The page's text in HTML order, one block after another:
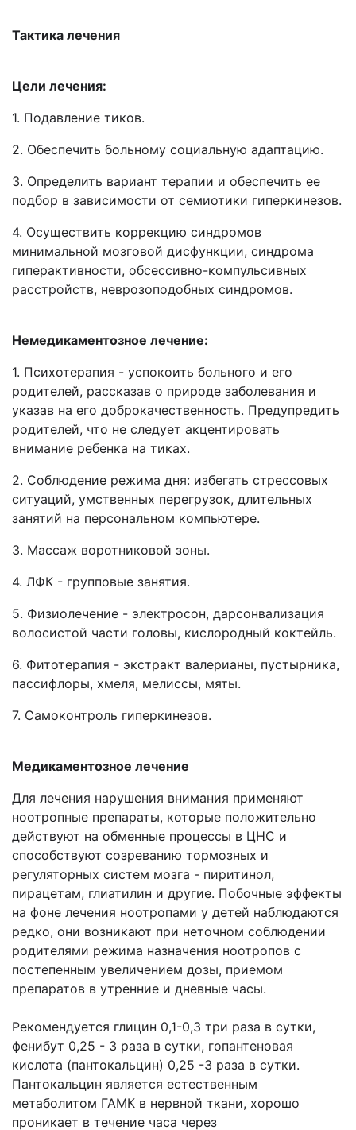
Тактика лечения
Цели лечения:
1. Подавление тиков.
2. Обеспечить больному социальную адаптацию.
3. Определить вариант терапии и обеспечить ее
подбор в зависимости от семиотики гиперкинезов.
4. Осуществить коррекцию синдромов
минимальной мозговой дисфункции, синдрома
гиперактивности, обсессивно-компульсивных
расстройств, неврозоподобных синдромов.
Немедикаментозное лечение:
1. Психотерапия - успокоить больного и его
родителей, рассказав о природе заболевания и
указав на его доброкачественность. Предупредить
родителей, что не следует акцентировать
внимание ребенка на тиках.
2. Соблюдение режима дня: избегать стрессовых
ситуаций, умственных перегрузок, длительных
занятий на персональном компьютере.
3. Массаж воротниковой зоны.
4. ЛФК - групповые занятия.
5. Физиолечение - электросон, дарсонвализация
волосистой части головы, кислородный коктейль.
6. Фитотерапия - экстракт валерианы, пустырника,
пассифлоры, хмеля, мелиссы, мяты.
7. Самоконтроль гиперкинезов.
Медикаментозное лечение
Для лечения нарушения внимания применяют
ноотропные препараты, которые положительно
действуют на обменные процессы в ЦНС и
способствуют созреванию тормозных и
регуляторных систем мозга - пиритинол,
пирацетам, глиатилин и другие. Побочные эффекты
на фоне лечения ноотропами у детей наблюдаются
редко, они возникают при неточном соблюдении
родителями режима назначения ноотропов с
постепенным увеличением дозы, приемом
препаратов в утренние и дневные часы.
Рекомендуется глицин 0,1-0,3 три раза в сутки,
фенибут 0,25 - 3 раза в сутки, гопантеновая
кислота (пантокальцин) 0,25 -3 раза в сутки.
Пантокальцин является естественным
метаболитом ГАМК в нервной ткани, хорошо
проникает в течение часа через